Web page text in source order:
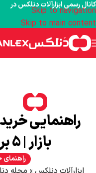
Skip to navigation
Skip to main content
کانال رسمی ابزارآلات دنلکس در
راهنمایی
بازار | 5 برند دریل شارژی
راهنمای